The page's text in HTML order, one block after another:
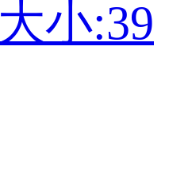
大小:39